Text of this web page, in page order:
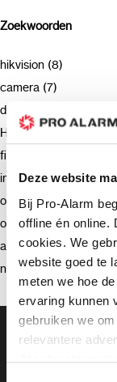
Deze website
Bij Pro-Alarm
offline én online.
cookies. We
website goed te
meten we hoe
ervaring kunnen
gebruiken we
relevantere
daar
Zoekwoorden
hikvision (8)
camera (7)
deurbel (4)
Hikvision (3)
firmware (3)
installatie (2)
ondersteuning (2)
opnemen (2)
advies (2)
netwerkrecorder (2)
Gratis bezorging
Gratis
Klanten geven